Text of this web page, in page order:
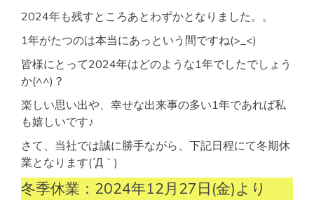
2024年も残すところあとわずかとなりました。。
1年がたつのは本当にあっという間ですね(>_<)
皆様にとって2024年はどのような1年でしたでしょう
か(^^)？
楽しい思い出や、幸せな出来事の多い1年であれば私
も嬉しいです♪
さて、当社では誠に勝手ながら、下記日程にて冬期休
業となります(´Д｀)
冬季休業：2024年12月27日(金)より